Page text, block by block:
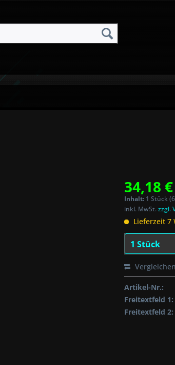
34,18
Inhalt: 1 Stück
inkl. MwSt.zzgl.
Lieferzeit 7
Vergleichen
Artikel-Nr.:
Freitextfeld 1:
Freitextfeld 2: